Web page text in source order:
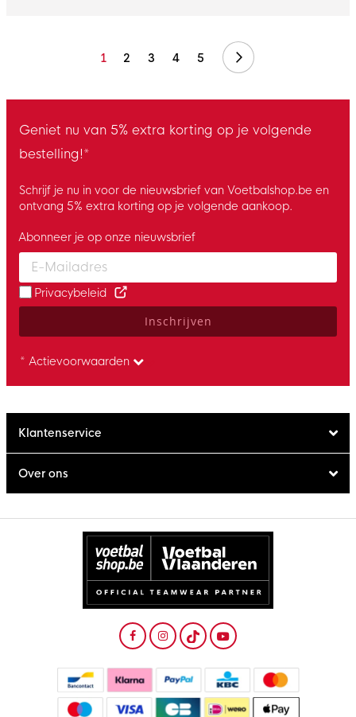
1 2 3 4 5 Volgende
Geniet nu van 5% extra korting op je volgende
bestelling!*
Schrijf je nu in voor de nieuwsbrief van Voetbalshop.be en
ontvang 5% extra korting op je volgende aankoop.
Enter your email and accept the privacy policy to subscribe to
Abonneer je op onze nieuwsbrief
Privacybeleid
Inschrijven
* Actievoorwaarden
Klantenservice
Over ons